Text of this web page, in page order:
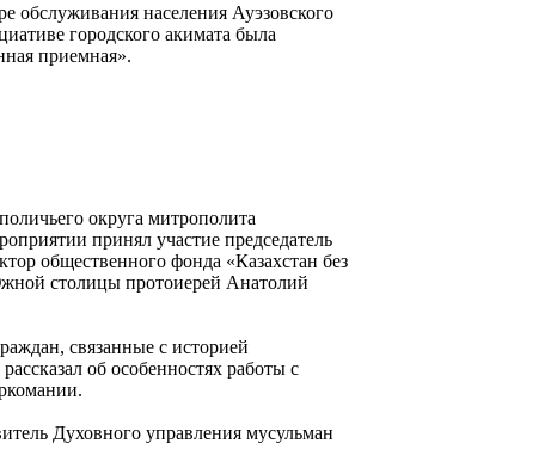
обслуживания населения Ауэзовского
городского акимата была
приемная».
округа митрополита
принял участие председатель
общественного фонда «Казахстан без
столицы протоиерей Анатолий
связанные с историей
об особенностях работы с
Духовного управления мусульман